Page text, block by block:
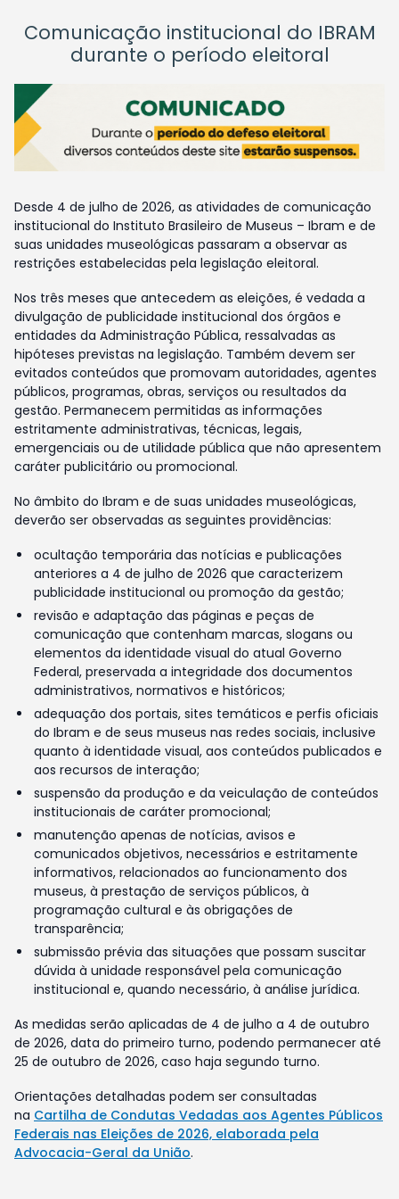
Comunicação institucional do IBRAM
durante o período eleitoral
Desde 4 de julho de 2026, as atividades de comunicação
institucional do Instituto Brasileiro de Museus – Ibram e de
suas unidades museológicas passaram a observar as
restrições estabelecidas pela legislação eleitoral.
Nos três meses que antecedem as eleições, é vedada a
divulgação de publicidade institucional dos órgãos e
entidades da Administração Pública, ressalvadas as
hipóteses previstas na legislação. Também devem ser
evitados conteúdos que promovam autoridades, agentes
públicos, programas, obras, serviços ou resultados da
gestão. Permanecem permitidas as informações
estritamente administrativas, técnicas, legais,
emergenciais ou de utilidade pública que não apresentem
caráter publicitário ou promocional.
No âmbito do Ibram e de suas unidades museológicas,
deverão ser observadas as seguintes providências:
ocultação temporária das notícias e publicações
anteriores a 4 de julho de 2026 que caracterizem
publicidade institucional ou promoção da gestão;
revisão e adaptação das páginas e peças de
comunicação que contenham marcas, slogans ou
elementos da identidade visual do atual Governo
Federal, preservada a integridade dos documentos
administrativos, normativos e históricos;
adequação dos portais, sites temáticos e perfis oficiais
do Ibram e de seus museus nas redes sociais, inclusive
quanto à identidade visual, aos conteúdos publicados e
aos recursos de interação;
suspensão da produção e da veiculação de conteúdos
institucionais de caráter promocional;
manutenção apenas de notícias, avisos e
comunicados objetivos, necessários e estritamente
informativos, relacionados ao funcionamento dos
museus, à prestação de serviços públicos, à
programação cultural e às obrigações de
transparência;
submissão prévia das situações que possam suscitar
dúvida à unidade responsável pela comunicação
institucional e, quando necessário, à análise jurídica.
As medidas serão aplicadas de 4 de julho a 4 de outubro
de 2026, data do primeiro turno, podendo permanecer até
25 de outubro de 2026, caso haja segundo turno.
Orientações detalhadas podem ser consultadas
na Cartilha de Condutas Vedadas aos Agentes Públicos
Federais nas Eleições de 2026, elaborada pela
Advocacia-Geral da União.